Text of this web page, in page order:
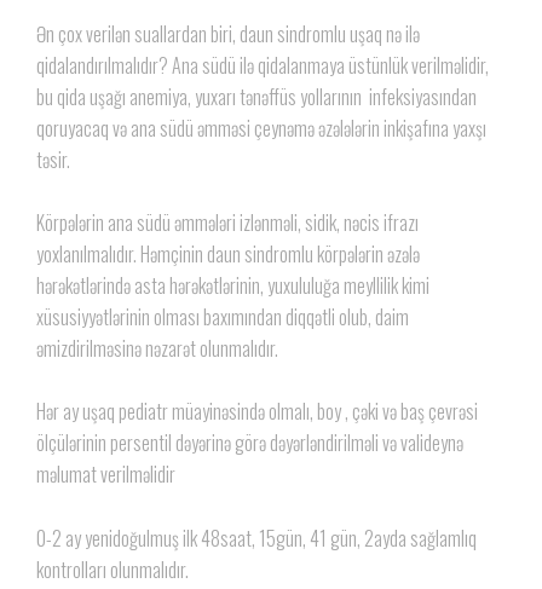
Ən çox verilən suallardan biri, daun sindromlu uşaq nə ilə
qidalandırılmalıdır? Ana südü ilə qidalanmaya üstünlük verilməlidir,
bu qida uşağı anemiya, yuxarı tənəffüs yollarının infeksiyasından
qoruyacaq və ana südü əmməsi çeynəmə əzələlərin inkişafına yaxşı
təsir.
Körpələrin ana südü əmmələri izlənməli, sidik, nəcis ifrazı
yoxlanılmalıdır. Həmçinin daun sindromlu körpələrin əzələ
hərəkətlərində asta hərəkətlərinin, yuxululuğa meyllilik kimi
xüsusiyyətlərinin olması baxımından diqqətli olub, daim
əmizdirilməsinə nəzarət olunmalıdır.
Hər ay uşaq pediatr müayinəsində olmalı, boy , çəki və baş çevrəsi
ölçülərinin persentil dəyərinə görə dəyərləndirilməli və valideynə
məlumat verilməlidir
0-2 ay yenidoğulmuş ilk 48saat, 15gün, 41 gün, 2ayda sağlamlıq
kontrolları olunmalıdır.